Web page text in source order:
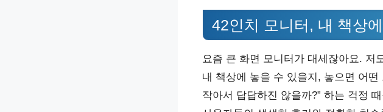
42인치 모니터, 내 책상
요즘 큰 화면 모니터가 대세잖아요. 저
내 책상에 놓을 수 있을지, 놓으면 어
작아서 답답하진 않을까?” 하는 걱정